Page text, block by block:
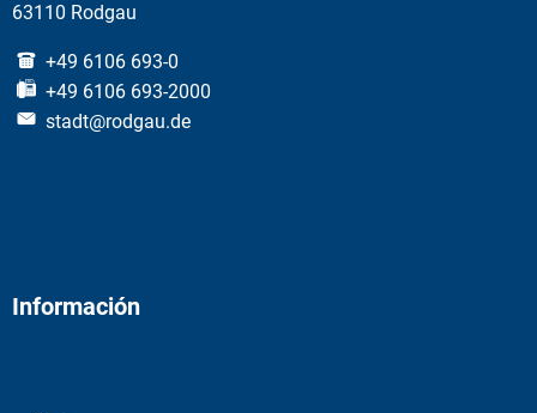
63110 Rodgau
+49 6106 693-0
+49 6106 693-2000
stadt@rodgau.de
Información